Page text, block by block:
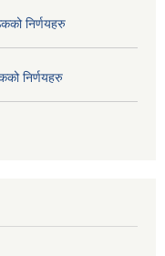
निर्णयहरु
निर्णयहरु